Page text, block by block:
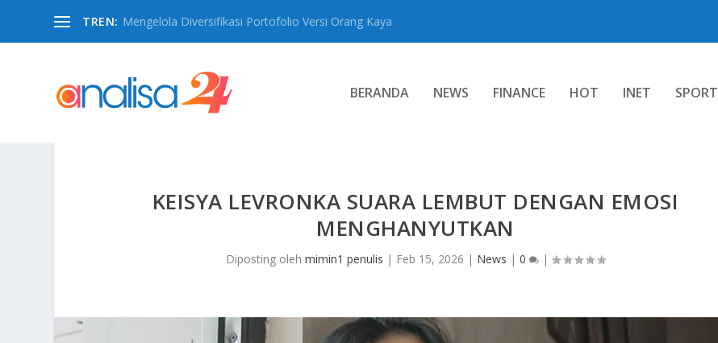
TREN: Mengelola Diversifikasi Portofolio Versi Orang Kaya
BERANDA NEWS FINANCE HOT INET SPORT
KEISYA LEVRONKA SUARA LEMBUT DENGAN EMOSI
MENGHANYUTKAN
Diposting oleh mimin1 penulis | Feb 15, 2026 | News | 0 |